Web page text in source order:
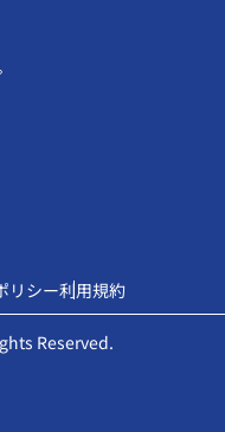
リシー利用規約
Reserved.